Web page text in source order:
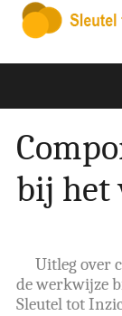
bij het
Uitleg over
de werkwijze
Sleutel tot